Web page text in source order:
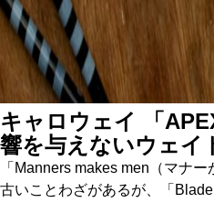
キャロウェイ 「
響を与えないウェイ
「Manners makes men（マナ
古いことわざがあるが、「